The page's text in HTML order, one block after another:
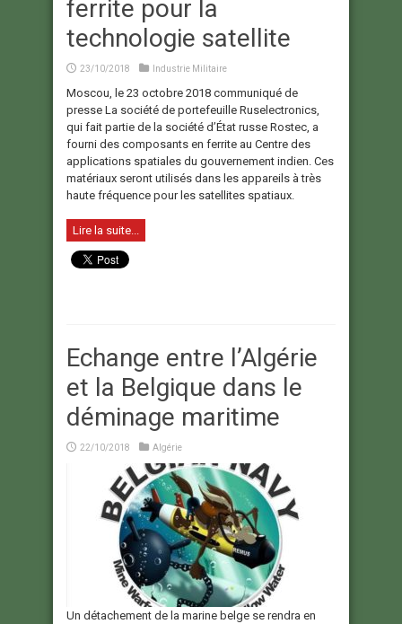
ferrite pour la
technologie satellite
23/10/2018 Industrie Militaire
Moscou, le 23 octobre 2018 communiqué de
presse La société de portefeuille Ruselectronics,
qui fait partie de la société d’État russe Rostec, a
fourni des composants en ferrite au Centre des
applications spatiales du gouvernement indien. Ces
matériaux seront utilisés dans les appareils à très
haute fréquence pour les satellites spatiaux.
Lire la suite...
Echange entre l’Algérie
et la Belgique dans le
déminage maritime
22/10/2018 Algérie
Un détachement de la marine belge se rendra en